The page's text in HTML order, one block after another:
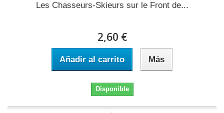
Les Chasseurs-Skieurs sur le Front de...
2,60 €
Añadir al carrito Más
Disponible